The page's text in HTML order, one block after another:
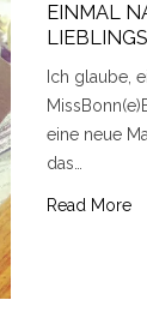
EINMAL
Ich glaube,
eine neue
das…
Read More